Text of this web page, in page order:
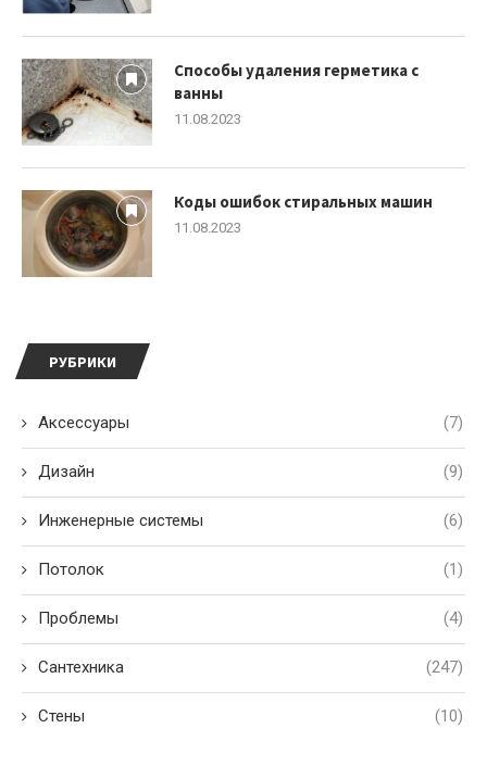
РУБРИКИ
Аксессуары (7)
Дизайн (9)
Инженерные системы (6)
Потолок (1)
Проблемы (4)
Сантехника (247)
Стены (10)
Способы удаления герметика с
ванны
11.08.2023
Коды ошибок стиральных машин
11.08.2023